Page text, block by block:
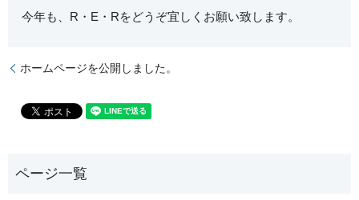
今年も、R・E・Rをどうぞ宜しくお願い致します。
ホームページを公開しました。